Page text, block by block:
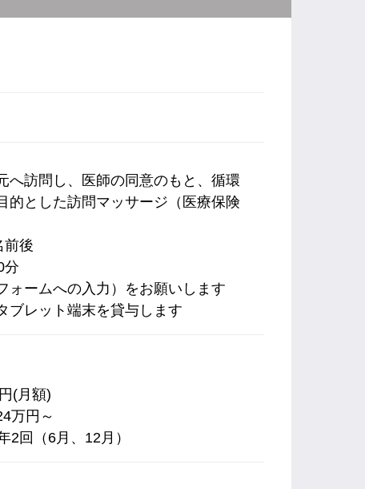
へ訪問し、医師の同意のもと、循環
的とした訪問マッサージ（医療保険
前後
分
ォームへの入力）をお願いします
ブレット端末を貸与します
(月額)
万円～
回（6月、12月）